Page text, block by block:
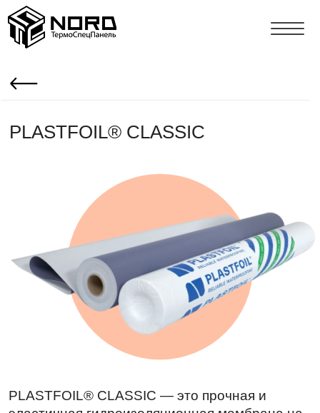
PLASTFOIL® CLASSIC — это прочная и
эластичная гидроизоляционная мембрана на
основе пластифицированного
полиэфирной сеткой. Разработана для
защиты кровельных конструкций от влаги и